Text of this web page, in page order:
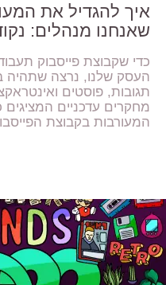
איך להגדיל את
שאנחנו מנהלים:
כדי שקבוצת פייסבוק תעבוד
העסק שלנו, נרצה שתהיה
תגובות, פוסטים
מחקרים עדכניים המציגים
המעורבות בקבוצת